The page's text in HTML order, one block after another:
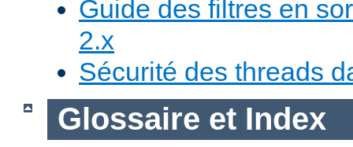
Guide des filtres en
2.x
Sécurité des threads
Glossaire et Index